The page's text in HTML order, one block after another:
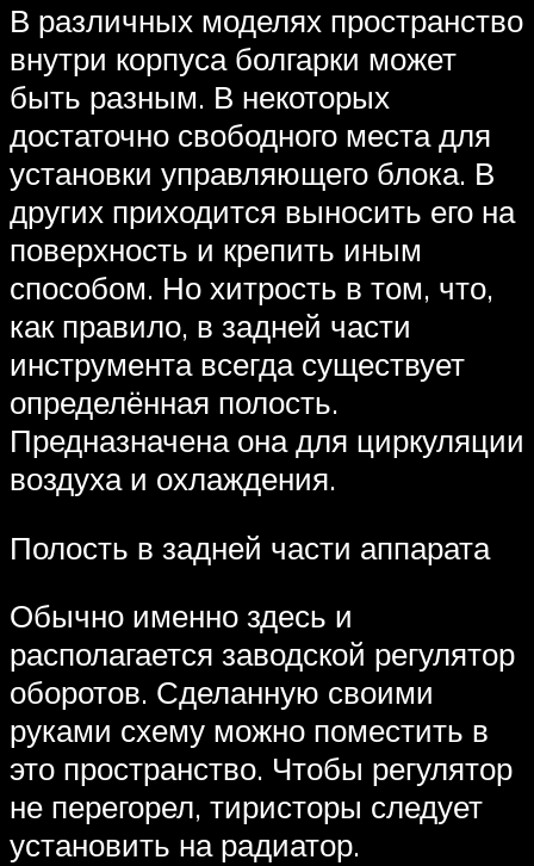
В различных моделях пространство
внутри корпуса болгарки может
быть разным. В некоторых
достаточно свободного места для
установки управляющего блока. В
других приходится выносить его на
поверхность и крепить иным
способом. Но хитрость в том, что,
как правило, в задней части
инструмента всегда существует
определённая полость.
Предназначена она для циркуляции
воздуха и охлаждения.
Полость в задней части аппарата
Обычно именно здесь и
располагается заводской регулятор
оборотов. Сделанную своими
руками схему можно поместить в
это пространство. Чтобы регулятор
не перегорел, тиристоры следует
установить на радиатор.